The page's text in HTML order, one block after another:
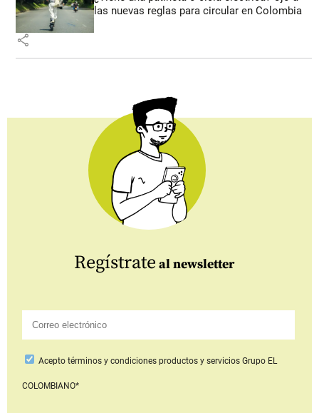
las nuevas reglas para circular en Colombia
share
Regístrate al newsletter
Aceptotérminos y condiciones productos y serviciosGrupo EL
COLOMBIANO*